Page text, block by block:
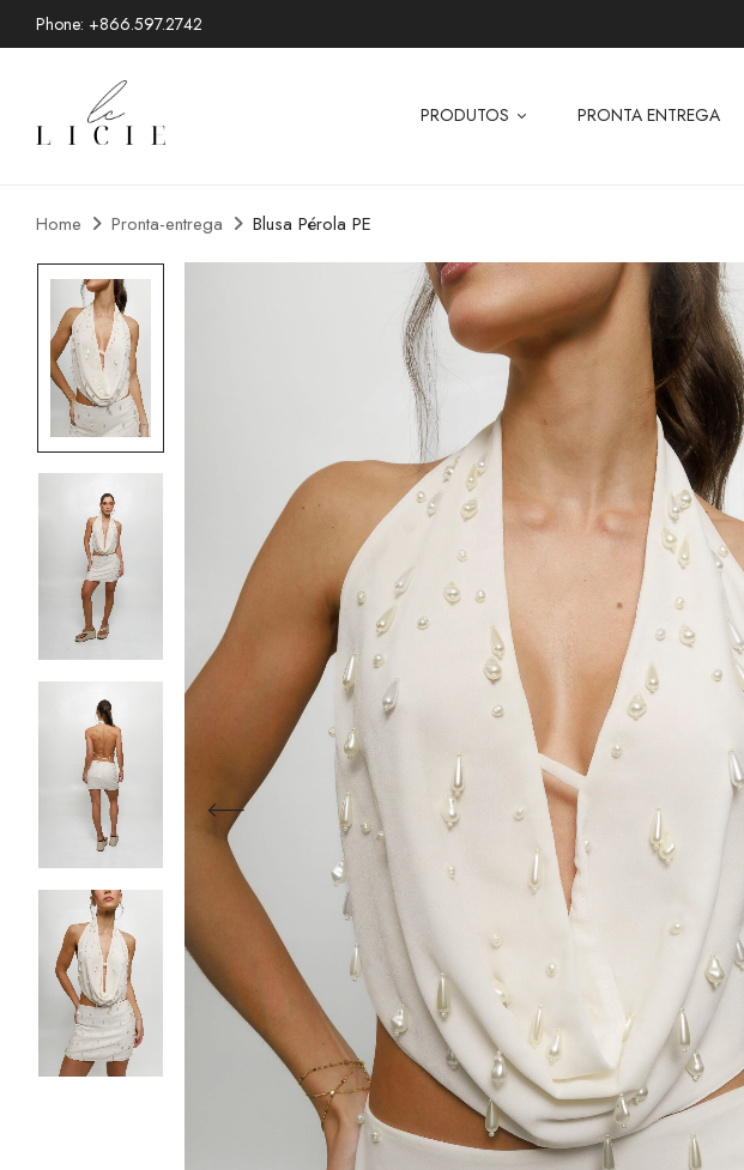
Phone: +866.597.2742
PRODUTOS PRONTA ENTREGA
Home Pronta-entrega Blusa Pérola PE